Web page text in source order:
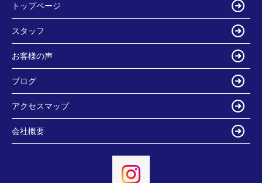
トップページ
スタッフ
お客様の声
ブログ
アクセスマップ
会社概要